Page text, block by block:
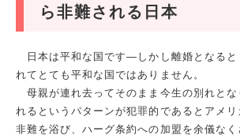
ら非難される日本
日本は平和な国です―しかし離婚となると
れてとても平和な国ではありません。
母親が連れ去ってそのまま今生の別れとな
れるというパターンが犯罪的であるとアメ
非難を浴び、ハーグ条約への加盟を余儀なく